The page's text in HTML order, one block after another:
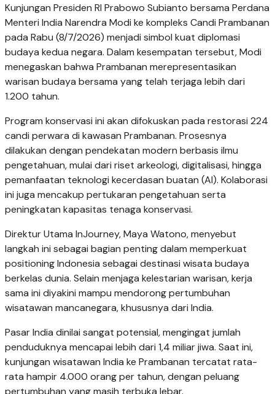
Kunjungan Presiden RI Prabowo Subianto bersama Perdana
Menteri India Narendra Modi ke kompleks Candi Prambanan
pada Rabu (8/7/2026) menjadi simbol kuat diplomasi
budaya kedua negara. Dalam kesempatan tersebut, Modi
menegaskan bahwa Prambanan merepresentasikan
warisan budaya bersama yang telah terjaga lebih dari
1.200 tahun.
Program konservasi ini akan difokuskan pada restorasi 224
candi perwara di kawasan Prambanan. Prosesnya
dilakukan dengan pendekatan modern berbasis ilmu
pengetahuan, mulai dari riset arkeologi, digitalisasi, hingga
pemanfaatan teknologi kecerdasan buatan (AI). Kolaborasi
ini juga mencakup pertukaran pengetahuan serta
peningkatan kapasitas tenaga konservasi.
Direktur Utama InJourney, Maya Watono, menyebut
langkah ini sebagai bagian penting dalam memperkuat
positioning Indonesia sebagai destinasi wisata budaya
berkelas dunia. Selain menjaga kelestarian warisan, kerja
sama ini diyakini mampu mendorong pertumbuhan
wisatawan mancanegara, khususnya dari India.
Pasar India dinilai sangat potensial, mengingat jumlah
penduduknya mencapai lebih dari 1,4 miliar jiwa. Saat ini,
kunjungan wisatawan India ke Prambanan tercatat rata-
rata hampir 4.000 orang per tahun, dengan peluang
pertumbuhan yang masih terbuka lebar.